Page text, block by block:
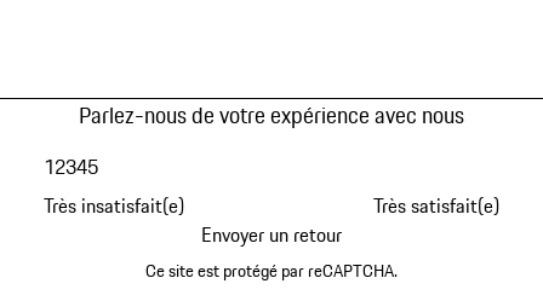
Parlez-nous de votre expérience avec nous
Très insatisfait(e)
12345
Très satisfait(e)
Envoyer un retour
Ce site est protégé par reCAPTCHA.